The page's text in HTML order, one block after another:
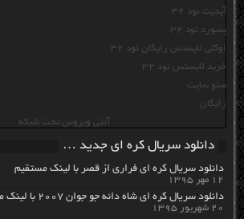
آپدیت نود 32
پسورد نود 32
اوکلی لایسنس رایگان نود 32
خرید لایسنس نود 32
سئو سایت
رایگان
آنتی ویروس تحت شبکه
دانلود سریال کره ای جدید …
دانلود سریال کره ای فراری از قصر با لینک مستقیم
۱۲ مهر ۱۳۹۵
دانلود سریال کره ای شاه دائه جو جوان ۲۰۰۷ با لینک مستقیم
۲۰ شهریور ۱۳۹۵